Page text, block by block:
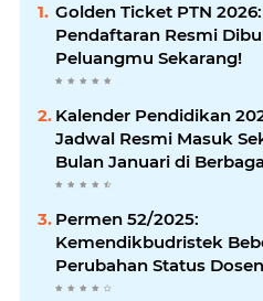
Golden Ticket PTN
Pendaftaran Resmi
Peluangmu Sekarang!
Kalender Pendidikan
Jadwal Resmi Masuk
Bulan Januari di
Daerah
Permen 52/2025:
Kemendikbudristek
Perubahan Status
Krusial